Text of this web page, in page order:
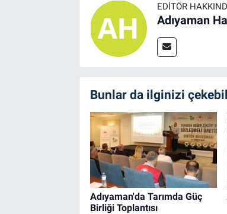
EDITÖR
Adıyaman
Bunlar da ilginizi
Adıyaman'da Tarımda Güç
Birliği Toplantısı